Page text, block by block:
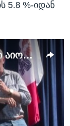
5.8 %-იდან
რესპუბლიკელი კანდიდატები აიოვის შტატის მოქალაქეთა გულის მოგებას ცდილობენ